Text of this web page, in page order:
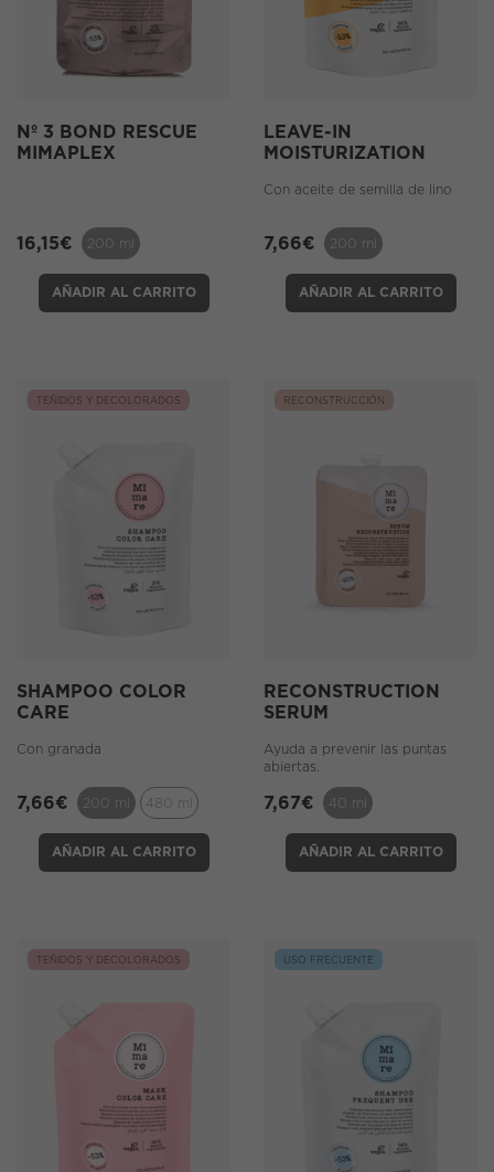
Nº 3 BOND RESCUE
MIMAPLEX
16,15€ 200 ml
AÑADIR AL CARRITO
LEAVE-IN
MOISTURIZATION
Con aceite de semilla de lino
7,66€ 200 ml
AÑADIR AL CARRITO
TEÑIDOS Y DECOLORADOS
SHAMPOO COLOR
CARE
Con granada
7,66€ 200 ml 480 ml
AÑADIR AL CARRITO
RECONSTRUCCIÓN
RECONSTRUCTION
SERUM
Ayuda a prevenir las puntas
abiertas.
7,67€ 40 ml
AÑADIR AL CARRITO
TEÑIDOS Y DECOLORADOS USO FRECUENTE